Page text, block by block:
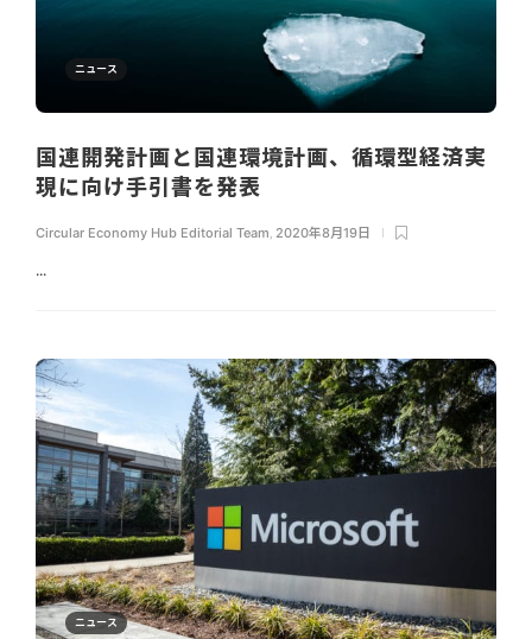
ニュース
国連開発計画と国連環境計画、循環型経済実
現に向け手引書を発表
Circular Economy Hub Editorial Team, 2020年8月19日
...
ニュース